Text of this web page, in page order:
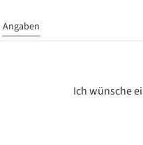
Angaben
Ich wünsche